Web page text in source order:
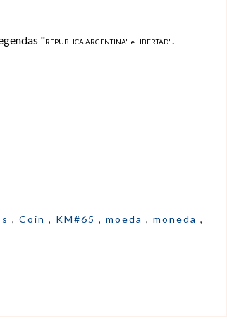
"REPUBLICA ARGENTINA" e LIBERTAD"
, Coin , KM#65 , moeda , moneda ,